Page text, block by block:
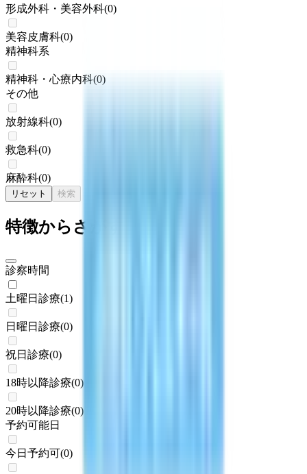
形成外科・美容外科(0)
美容皮膚科(0)
精神科系
精神科・心療内科(0)
その他
放射線科(0)
救急科(0)
麻酔科(0)
リセット 検索
特徴からさがす
診察時間
土曜日診療(1)
日曜日診療(0)
祝日診療(0)
18時以降診療(0)
20時以降診療(0)
予約可能日
今日予約可(0)